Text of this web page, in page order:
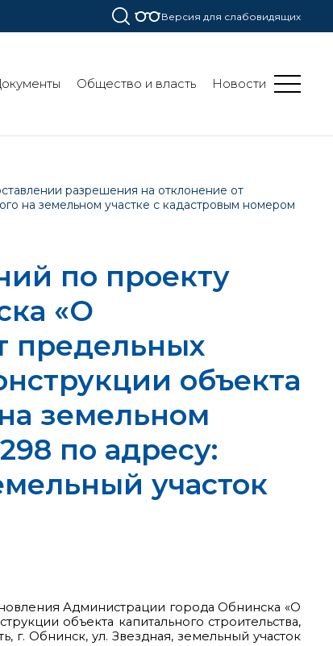
Версия для слабовидящих
Общество и власть Новости
разрешения на отклонение от
на земельном участке с кадастровым номером
по проекту
«О
предельных
объекта
земельном
по адресу:
участок
Администрации города Обнинска «О
объекта капитального строительства,
г. Обнинск, ул. Звездная, земельный участок